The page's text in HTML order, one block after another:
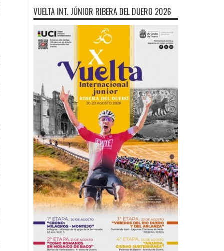
VUELTA INT. JÚNIOR RIBERA DEL DUERO 2026